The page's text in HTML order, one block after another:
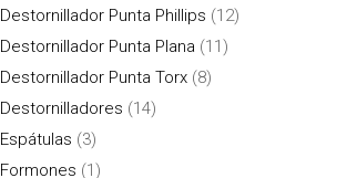
Destornillador Punta Phillips (12)
Destornillador Punta Plana (11)
Destornillador Punta Torx (8)
Destornilladores (14)
Espátulas (3)
Formones (1)